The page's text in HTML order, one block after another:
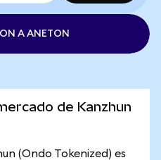
A ANETON
de Kanzhun
(Ondo Tokenized) es